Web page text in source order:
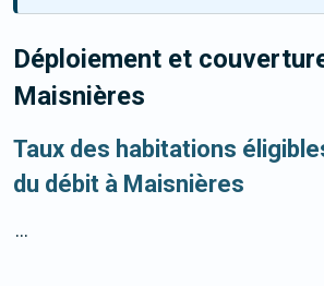
Déploiement et
Maisnières
Taux des habitations
du débit à Maisnières
...